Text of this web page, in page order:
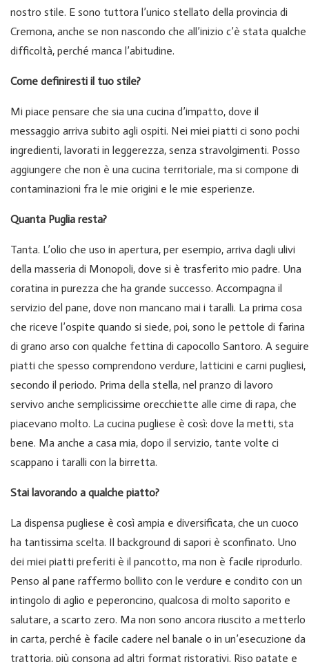
nostro stile. E sono tuttora l’unico stellato della provincia di
Cremona, anche se non nascondo che all’inizio c’è stata qualche
difficoltà, perché manca l’abitudine.
Come definiresti il tuo stile?
Mi piace pensare che sia una cucina d’impatto, dove il
messaggio arriva subito agli ospiti. Nei miei piatti ci sono pochi
ingredienti, lavorati in leggerezza, senza stravolgimenti. Posso
aggiungere che non è una cucina territoriale, ma si compone di
contaminazioni fra le mie origini e le mie esperienze.
Quanta Puglia resta?
Tanta. L’olio che uso in apertura, per esempio, arriva dagli ulivi
della masseria di Monopoli, dove si è trasferito mio padre. Una
coratina in purezza che ha grande successo. Accompagna il
servizio del pane, dove non mancano mai i taralli. La prima cosa
che riceve l’ospite quando si siede, poi, sono le pettole di farina
di grano arso con qualche fettina di capocollo Santoro. A seguire
piatti che spesso comprendono verdure, latticini e carni pugliesi,
secondo il periodo. Prima della stella, nel pranzo di lavoro
servivo anche semplicissime orecchiette alle cime di rapa, che
piacevano molto. La cucina pugliese è così: dove la metti, sta
bene. Ma anche a casa mia, dopo il servizio, tante volte ci
scappano i taralli con la birretta.
Stai lavorando a qualche piatto?
La dispensa pugliese è così ampia e diversificata, che un cuoco
ha tantissima scelta. Il background di sapori è sconfinato. Uno
dei miei piatti preferiti è il pancotto, ma non è facile riprodurlo.
Penso al pane raffermo bollito con le verdure e condito con un
intingolo di aglio e peperoncino, qualcosa di molto saporito e
salutare, a scarto zero. Ma non sono ancora riuscito a metterlo
in carta, perché è facile cadere nel banale o in un’esecuzione da
trattoria, più consona ad altri format ristorativi. Riso patate e